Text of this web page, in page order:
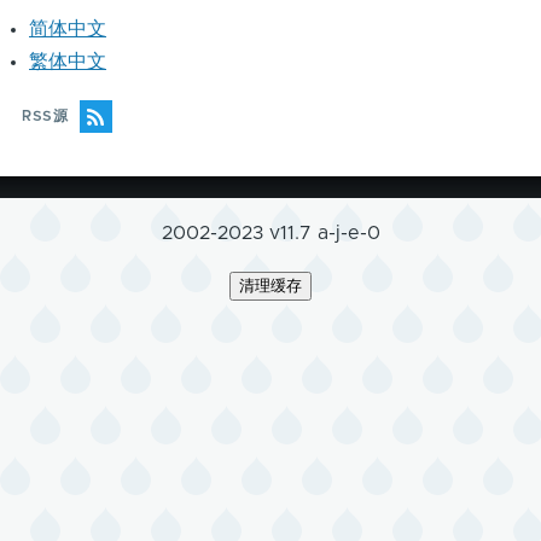
简体中文
繁体中文
RSS源
2002-2023 v11.7 a-j-e-0